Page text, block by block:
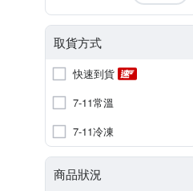
取貨方式
快速到貨
7-11常溫
7-11冷凍
商品狀況